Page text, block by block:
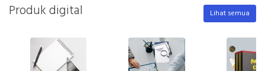
Produk digital Lihat semua